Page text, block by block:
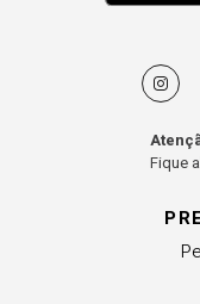
Fique